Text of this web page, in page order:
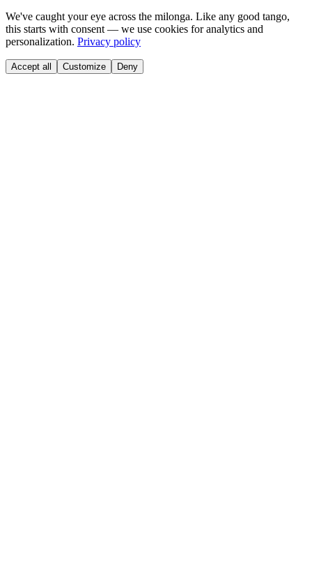
We've caught your eye across the milonga. Like any good tango,
this starts with consent — we use cookies for analytics and
personalization. Privacy policy
Accept all Customize Deny